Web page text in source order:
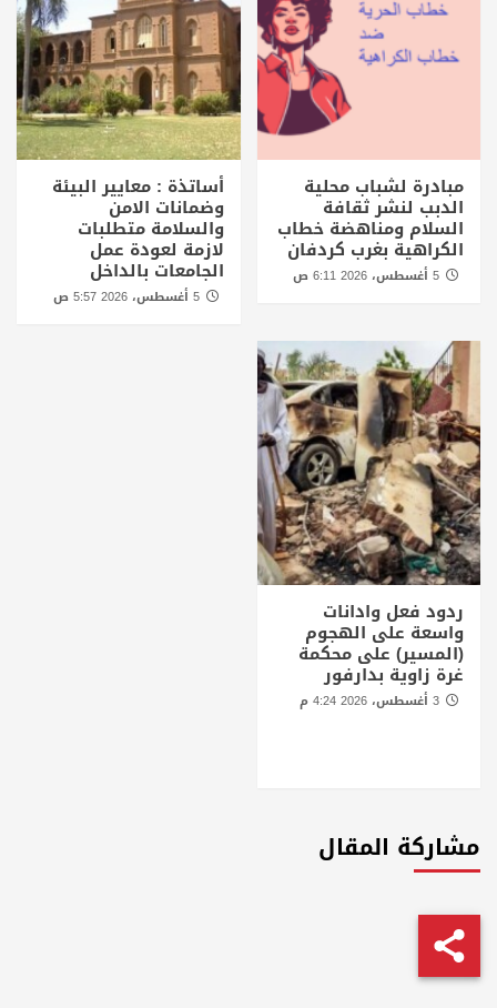
مبادرة لشباب محلية
الدبب لنشر ثقافة
السلام ومناهضة خطاب
الكراهية بغرب كردفان
أساتذة : معايير البيئة
وضمانات الامن
والسلامة متطلبات
لازمة لعودة عمل
الجامعات بالداخل
5 أغسطس، 2026 5:57 ص
ردود فعل وادانات
واسعة على الهجوم
(المسير) على محكمة
غرة زاوية بدارفور
مشاركة المقال